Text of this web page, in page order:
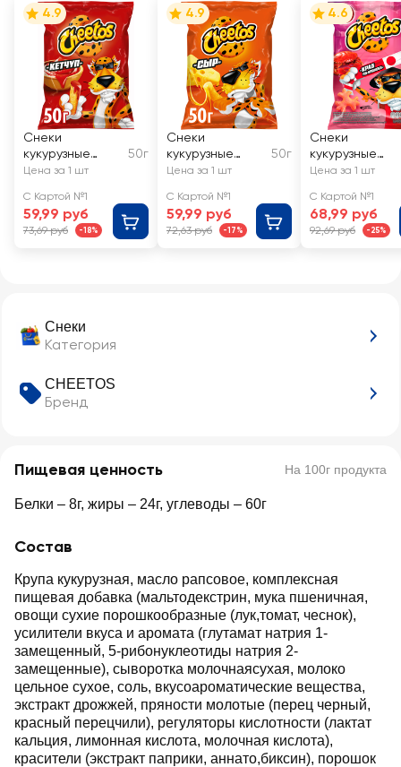
Снеки
Категория
CHEETOS
Бренд
Пищевая ценность На 100г продукта
Белки – 8г, жиры – 24г, углеводы – 60г
Состав
Крупа кукурузная, масло рапсовое, комплексная
пищевая добавка (мальтодекстрин, мука пшеничная,
овощи сухие порошкообразные (лук,томат, чеснок),
усилители вкуса и аромата (глутамат натрия 1-
замещенный, 5-рибонуклеотиды натрия 2-
замещенные), сыворотка молочнаясухая, молоко
цельное сухое, соль, вкусоароматические вещества,
экстракт дрожжей, пряности молотые (перец черный,
красный перецчили), регуляторы кислотности (лактат
кальция, лимонная кислота, молочная кислота),
красители (экстракт паприки, аннато,биксин), порошок
4.9
Снеки
кукурузные
CHEETOS/
50г
Цена за 1 шт
С Картой №1
59,99 руб
73,69 руб -18%
4.9
Снеки
кукурузные
CHEETOS/
50г
Цена за 1 шт
С Картой №1
59,99 руб
72,63 руб -17%
4.6
Снеки
кукурузные
CHEETOS со
японски
Цена за 1 шт
С Картой №1
68,99 руб
92,69 руб -25%